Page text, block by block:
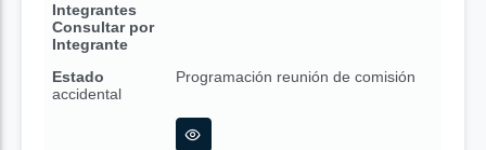
Integrantes
Consultar por
Integrante
Estado
Programación reunión de comisión
accidental